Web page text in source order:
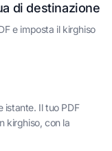
di destinazione
e imposta il kirghiso
Il tuo PDF
kirghiso, con la